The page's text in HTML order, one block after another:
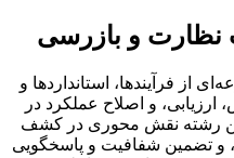
نظارت و بازرسی
از فرآیندها، استانداردها و
ارزیابی، و اصلاح عملکرد در
رشته نقش محوری در کشف
و تضمین شفافیت و پاسخگویی